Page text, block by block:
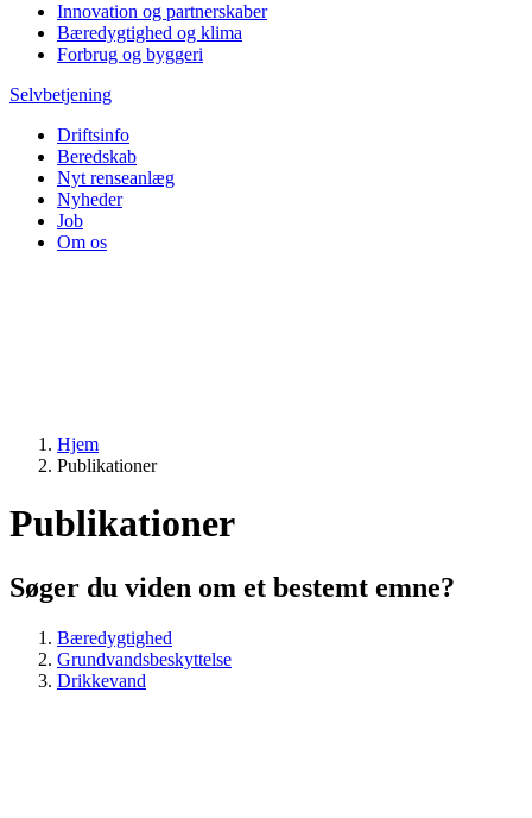
Innovation og partnerskaber
Bæredygtighed og klima
Forbrug og byggeri
Selvbetjening
Driftsinfo
Beredskab
Nyt renseanlæg
Nyheder
Job
Om os
Hjem
Publikationer
Publikationer
Søger du viden om et bestemt emne?
Bæredygtighed
Grundvandsbeskyttelse
Drikkevand